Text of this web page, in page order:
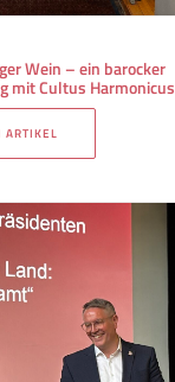
Wein – ein barocker
mit Cultus Harmonicus
ARTIKEL